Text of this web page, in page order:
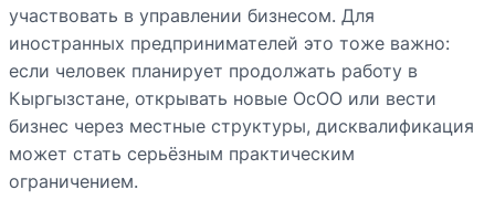
участвовать в управлении бизнесом. Для
иностранных предпринимателей это тоже важно:
если человек планирует продолжать работу в
Кыргызстане, открывать новые ОсОО или вести
бизнес через местные структуры, дисквалификация
может стать серьёзным практическим
ограничением.